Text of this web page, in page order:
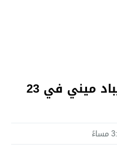
آبل تنوي الكشف عن الآيباد ميني في 23